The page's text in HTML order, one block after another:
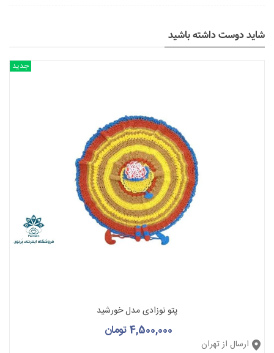
شاید دوست داشته باشید
جدید
پتو نوزادی مدل خورشید
4,500,000 تومان
ارسال از تهران